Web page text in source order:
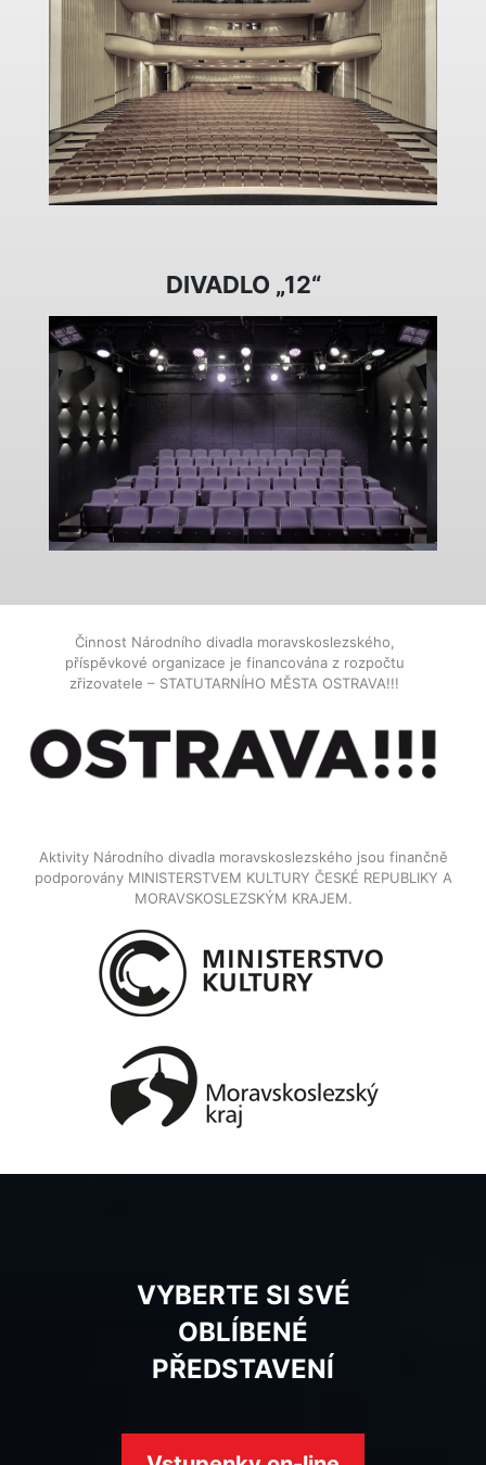
DIVADLO „12“
Činnost Národního divadla moravskoslezského,
příspěvkové organizace je financována z rozpočtu
zřizovatele – STATUTARNÍHO MĚSTA OSTRAVA!!!
Aktivity Národního divadla moravskoslezského jsou finančně
podporovány MINISTERSTVEM KULTURY ČESKÉ REPUBLIKY A
MORAVSKOSLEZSKÝM KRAJEM.
VYBERTE SI SVÉ
OBLÍBENÉ
PŘEDSTAVENÍ